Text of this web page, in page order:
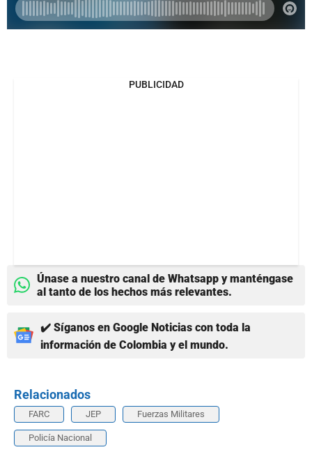
PUBLICIDAD
Únase a nuestro canal de Whatsapp y manténgase
al tanto de los hechos más relevantes.
✔️ Síganos en Google Noticias con toda la
información de Colombia y el mundo.
Relacionados
FARC JEP Fuerzas Militares
Policía Nacional